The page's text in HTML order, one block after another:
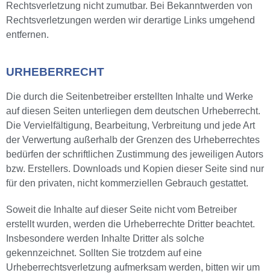
Rechtsverletzung nicht zumutbar. Bei Bekanntwerden von
Rechtsverletzungen werden wir derartige Links umgehend
entfernen.
URHEBERRECHT
Die durch die Seitenbetreiber erstellten Inhalte und Werke
auf diesen Seiten unterliegen dem deutschen Urheberrecht.
Die Vervielfältigung, Bearbeitung, Verbreitung und jede Art
der Verwertung außerhalb der Grenzen des Urheberrechtes
bedürfen der schriftlichen Zustimmung des jeweiligen Autors
bzw. Erstellers. Downloads und Kopien dieser Seite sind nur
für den privaten, nicht kommerziellen Gebrauch gestattet.
Soweit die Inhalte auf dieser Seite nicht vom Betreiber
erstellt wurden, werden die Urheberrechte Dritter beachtet.
Insbesondere werden Inhalte Dritter als solche
gekennzeichnet. Sollten Sie trotzdem auf eine
Urheberrechtsverletzung aufmerksam werden, bitten wir um